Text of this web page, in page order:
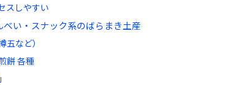
スしやすい
べい・スナック系のばらまき土産
など）
餅 各種